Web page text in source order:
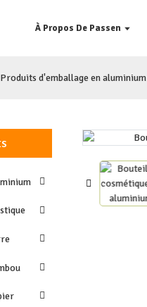
À Propos De Passen
Produits d'emballage en aluminium